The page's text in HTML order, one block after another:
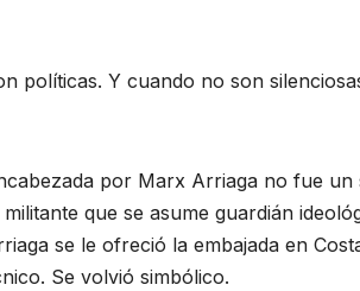
políticas. Y cuando no son
por Marx Arriaga no fue un
que se asume guardián
se le ofreció la embajada en
Se volvió simbólico.